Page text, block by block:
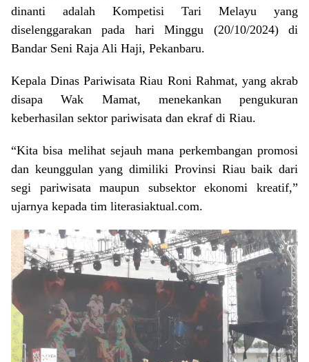
dinanti adalah Kompetisi Tari Melayu yang
diselenggarakan pada hari Minggu (20/10/2024) di
Bandar Seni Raja Ali Haji, Pekanbaru.
Kepala Dinas Pariwisata Riau Roni Rahmat, yang akrab
disapa Wak Mamat, menekankan pengukuran
keberhasilan sektor pariwisata dan ekraf di Riau.
“Kita bisa melihat sejauh mana perkembangan promosi
dan keunggulan yang dimiliki Provinsi Riau baik dari
segi pariwisata maupun subsektor ekonomi kreatif,”
ujarnya kepada tim literasiaktual.com.